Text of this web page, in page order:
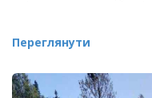
Переглянути